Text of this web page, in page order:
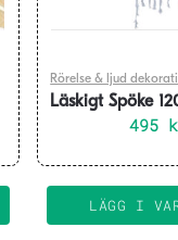
Rörelse & ljud
Läskigt Spöke
&
495
LÄGG I